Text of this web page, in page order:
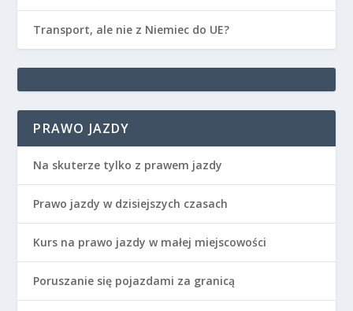
Transport, ale nie z Niemiec do UE?
PRAWO JAZDY
Na skuterze tylko z prawem jazdy
Prawo jazdy w dzisiejszych czasach
Kurs na prawo jazdy w małej miejscowości
Poruszanie się pojazdami za granicą